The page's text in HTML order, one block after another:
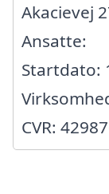
Akacievej
Ansatte:
Startdato:
CVR: